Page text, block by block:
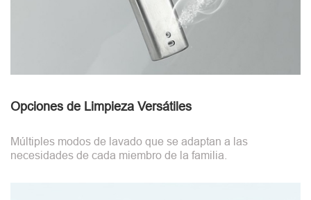
Opciones de Limpieza Versátiles
Múltiples modos de lavado que se adaptan a las
necesidades de cada miembro de la familia.